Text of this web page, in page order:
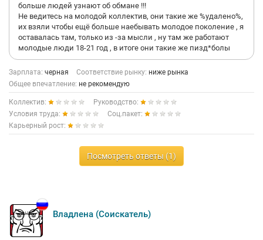
больше людей узнают об обмане !!!
Не ведитесь на молодой коллектив, они такие же %удалено%,
их взяли чтобы ещё больше наебывать молодое поколение , я
оставалась там, только из -за мысли , ну там же работают
молодые люди 18-21 год , в итоге они такие же пизд*болы
Зарплата: черная Соответствие рынку: ниже рынка
Общее впечатление: не рекомендую
Коллектив:
Руководство:
Условия труда:
Соц.пакет:
Карьерный рост:
Посмотреть ответы (1)
Владлена (Соискатель)